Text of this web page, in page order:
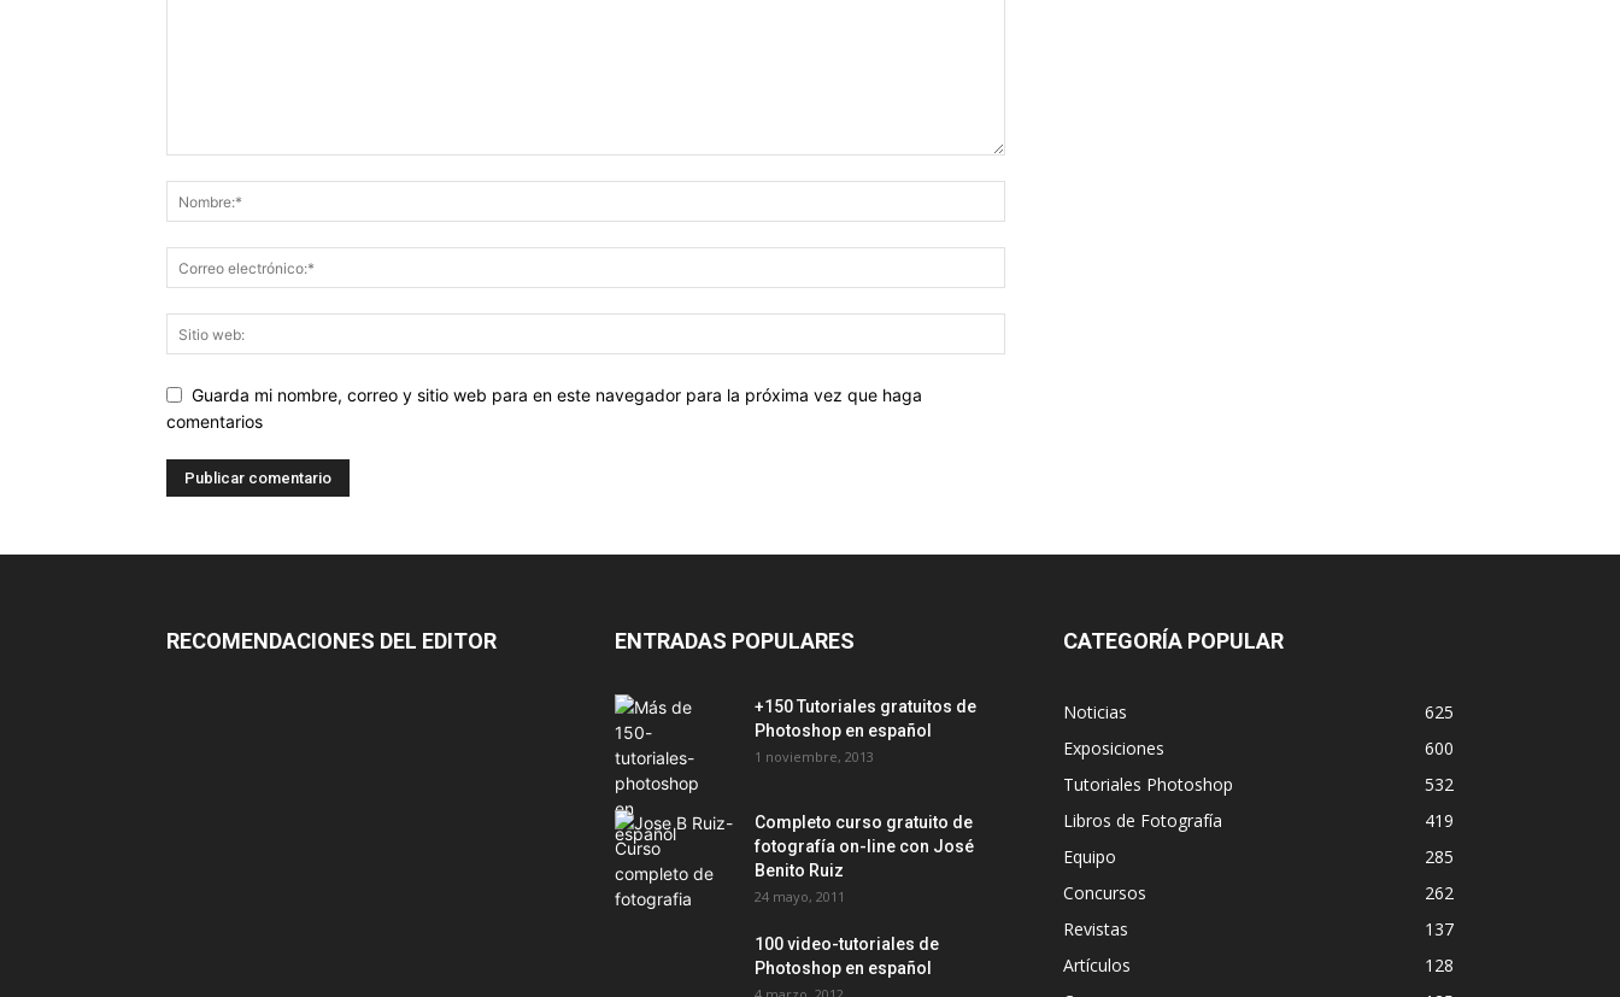
Guarda mi nombre, correo y sitio web para en este navegador para la próxima vez que haga
comentarios
RECOMENDACIONES DEL EDITOR ENTRADAS POPULARES
+150 Tutoriales gratuitos de
Photoshop en español
1 noviembre, 2013
Completo curso gratuito de
fotografía on-line con José
Benito Ruiz
24 mayo, 2011
100 video-tutoriales de
Photoshop en español
CATEGORÍA POPULAR
Noticias
625
Exposiciones
600
Tutoriales Photoshop
532
Libros de Fotografía
419
Equipo
285
Concursos
262
Revistas
137
Artículos
128